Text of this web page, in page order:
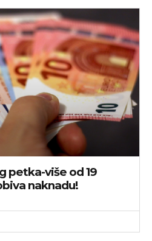
petka-više od 19
naknadu!